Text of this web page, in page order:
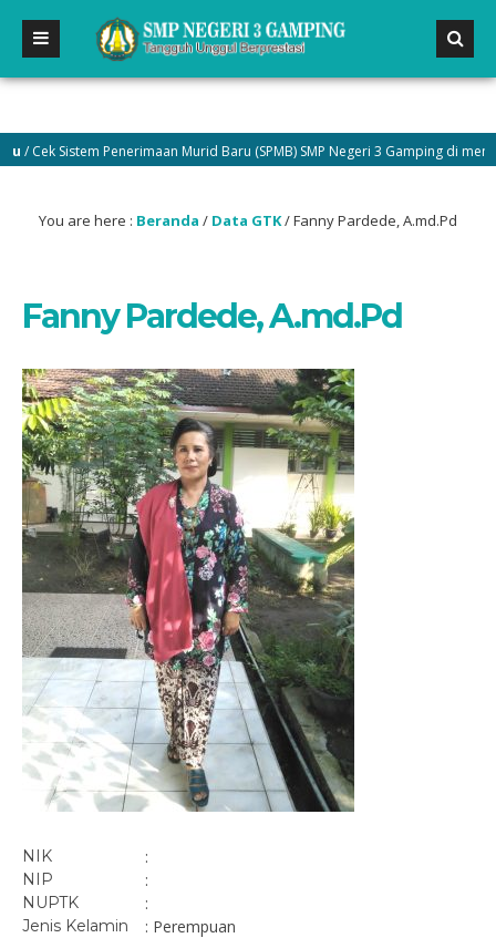
Sistem Penerimaan Murid Baru (SPMB) SMP Negeri 3 Gamping di menu
You are here : Beranda / Data GTK/Fanny Pardede, A.md.Pd
Fanny Pardede, A.md.Pd
NIK :
NIP :
NUPTK :
Jenis Kelamin : Perempuan